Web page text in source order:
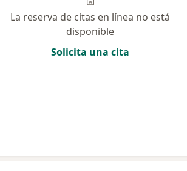
La reserva de citas en línea no está
disponible
Solicita una cita